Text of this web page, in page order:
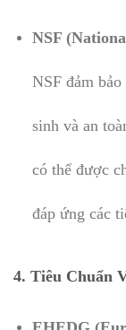
NSF
NSF đảm
sinh và an
có thể được
đáp ứng các
4. Tiêu Chuẩn